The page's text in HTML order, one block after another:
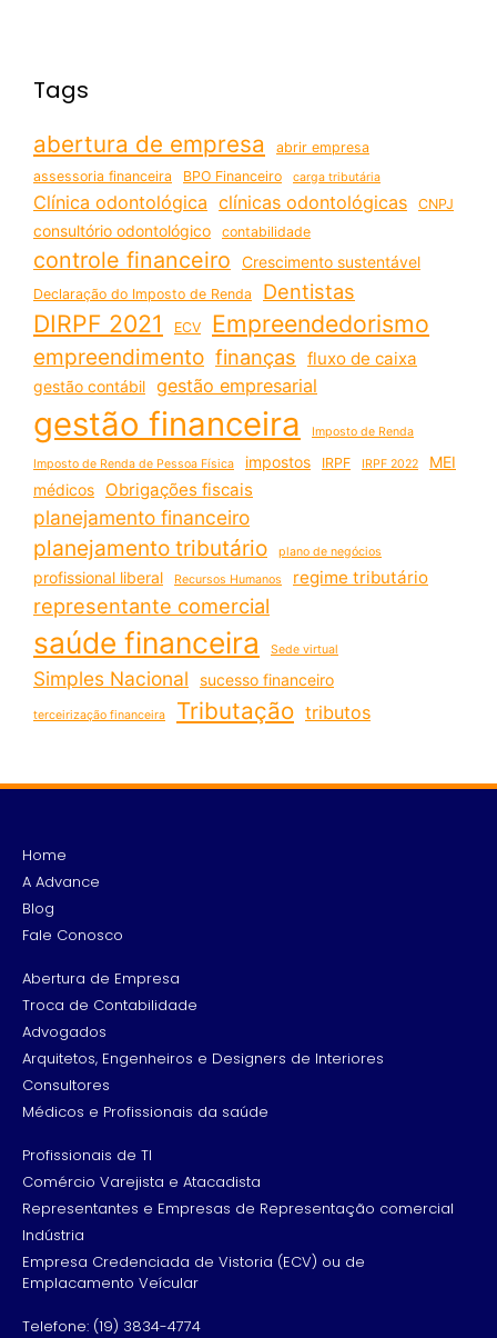
Tags
abertura de empresa
abrir empresa
assessoria financeira
BPO Financeiro carga tributária
Clínica odontológica clínicas odontológicas CNPJ
consultório odontológico contabilidade
controle financeiro Crescimento sustentável
Declaração do Imposto de Renda Dentistas
DIRPF 2021 ECV Empreendedorismo
empreendimento finanças fluxo de caixa
gestão contábil gestão empresarial
gestão financeira Imposto de Renda
Imposto de Renda de Pessoa Física impostos IRPF IRPF 2022
MEI
médicos
Obrigações fiscais
planejamento financeiro
planejamento tributário plano de negócios
profissional liberal Recursos Humanos regime tributário
representante comercial
saúde financeira Sede virtual
Simples Nacional sucesso financeiro
terceirização financeira Tributação tributos
Home
A Advance
Blog
Fale Conosco
Abertura de Empresa
Troca de Contabilidade
Advogados
Arquitetos, Engenheiros e Designers de Interiores
Consultores
Médicos e Profissionais da saúde
Profissionais de TI
Comércio Varejista e Atacadista
Representantes e Empresas de Representação comercial
Indústria
Empresa Credenciada de Vistoria (ECV) ou de
Emplacamento Veícular
Telefone: (19) 3834-4774